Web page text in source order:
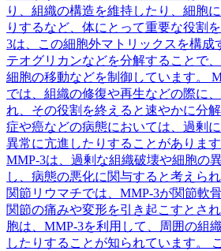
り、組織の構造を維持したり、細胞
りするなど、体にとって重要な役割
3は、この細胞外マトリックスを構成
テオグリカンなどを分解することで
細胞の移動などを制御しています。
では、組織の修復や再生などの際に
れ、その役割を終えると速やかに分
症や癌などの病態においては、過剰
異常に亢進したりすることがありま
MMP-3は、過剰な組織破壊や細胞の
し、病態の悪化に関与すると考えら
関節リウマチでは、MMP-3が関節軟
関節の痛みや変形を引き起こすとさ
胞は、MMP-3を利用して、周囲の組
したりすることが知られています。